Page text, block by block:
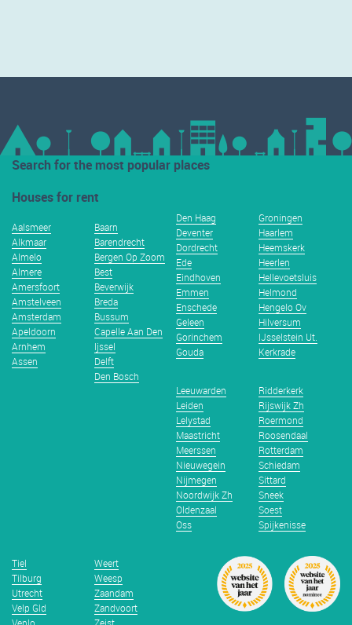
Search for the most popular places
Houses for rent
Aalsmeer
Alkmaar
Almelo
Almere
Amersfoort
Amstelveen
Amsterdam
Apeldoorn
Arnhem
Assen
Baarn
Barendrecht
Bergen Op Zoom
Best
Beverwijk
Breda
Bussum
Capelle Aan Den
Ijssel
Delft
Den Bosch
Den Haag
Deventer
Dordrecht
Ede
Eindhoven
Emmen
Enschede
Geleen
Gorinchem
Gouda
Groningen
Haarlem
Heemskerk
Heerlen
Hellevoetsluis
Helmond
Hengelo Ov
Hilversum
IJsselstein Ut.
Kerkrade
Leeuwarden
Leiden
Lelystad
Maastricht
Meerssen
Nieuwegein
Nijmegen
Noordwijk Zh
Oldenzaal
Oss
Ridderkerk
Rijswijk Zh
Roermond
Roosendaal
Rotterdam
Schiedam
Sittard
Sneek
Soest
Spijkenisse
Tiel
Tilburg
Utrecht
Velp Gld
Weert
Weesp
Zaandam
Zandvoort